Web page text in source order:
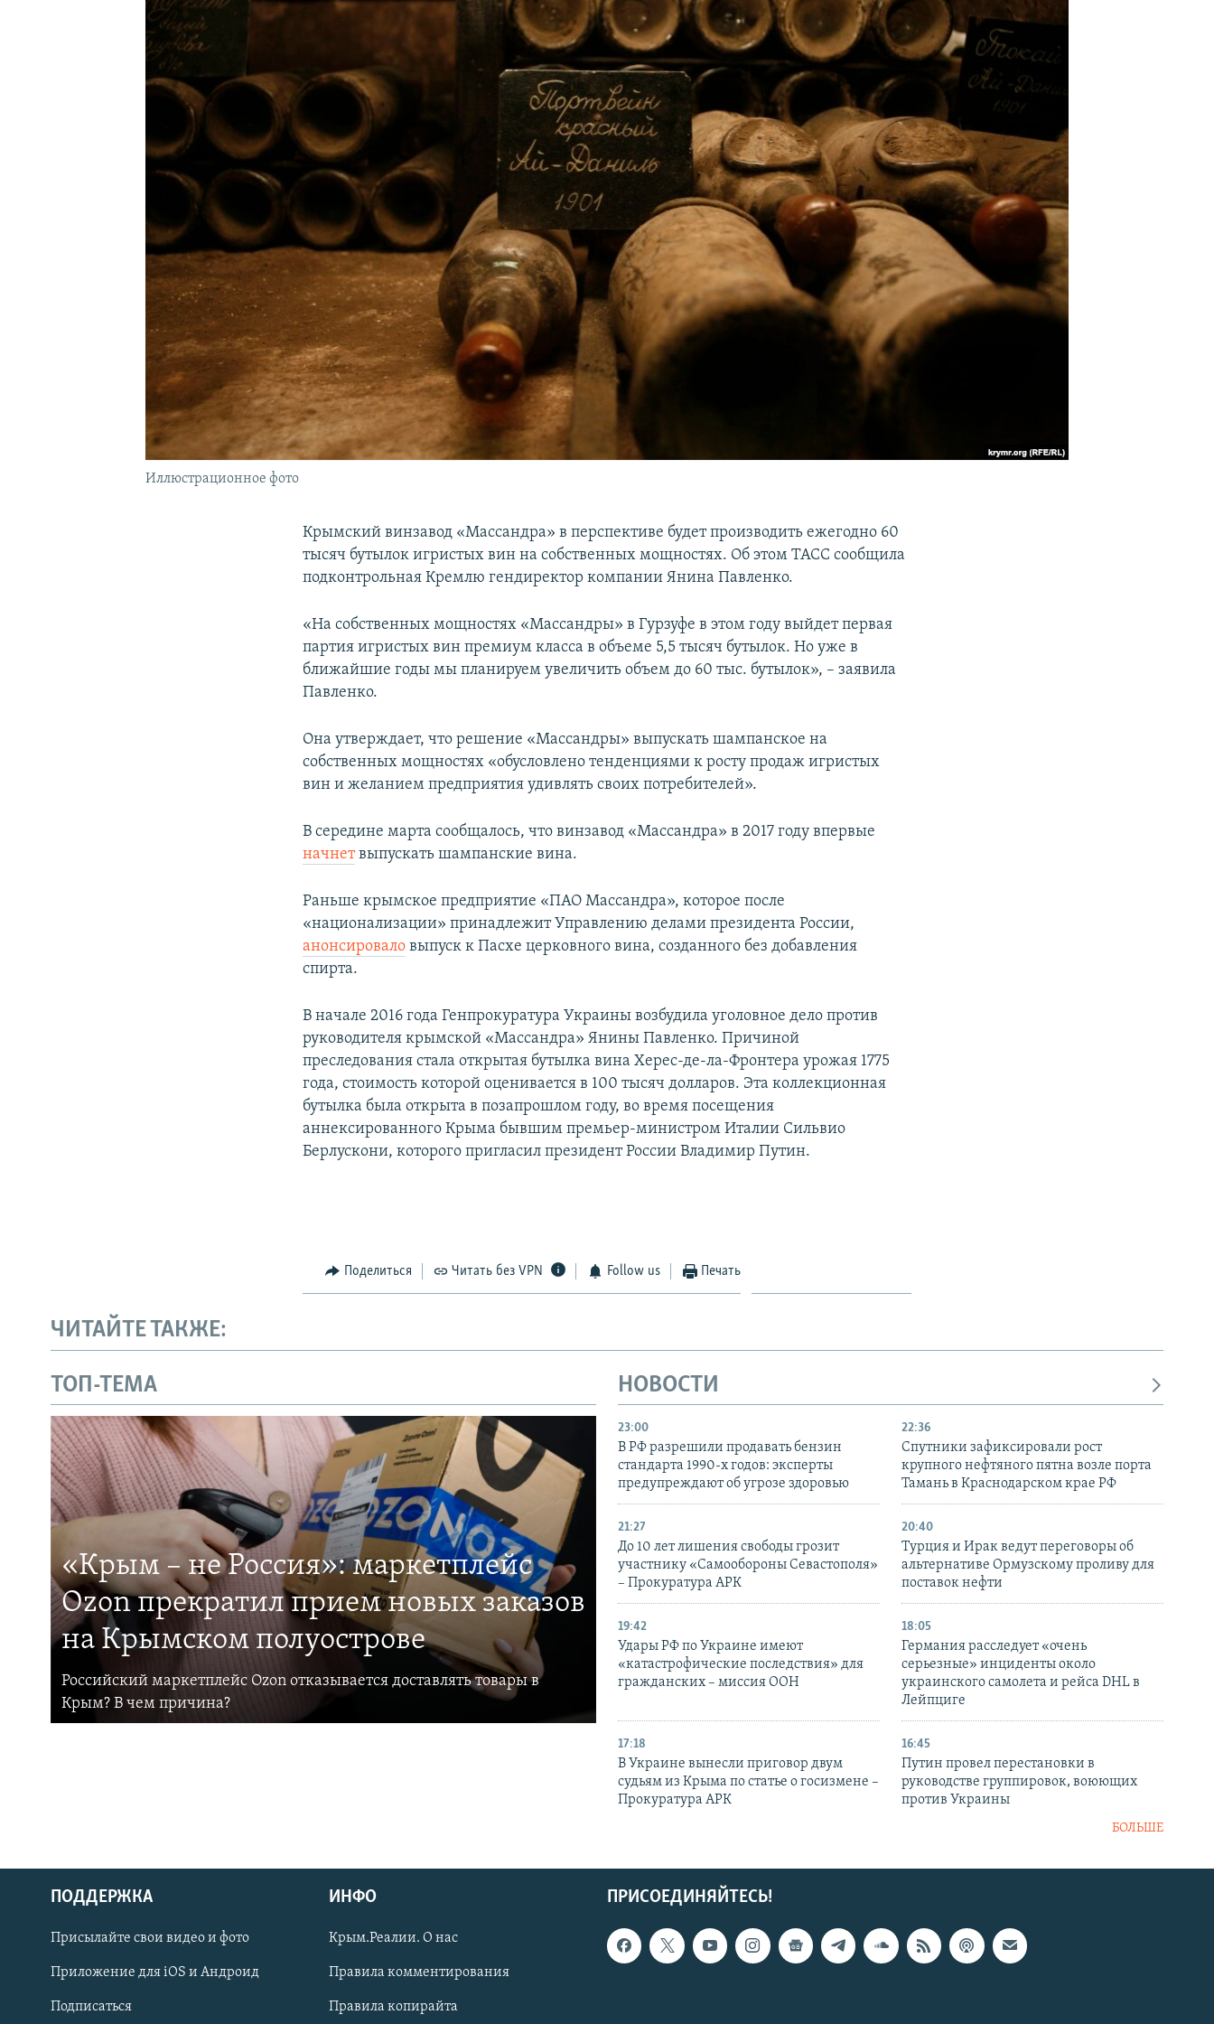
КРЫМ.НЕПОКОРЕННЫЙ
УКРАИНСКАЯ ПРОБЛЕМА КРЫМА
Українською
Qırımtatar
ПРИСОЕДИНЯЙТЕСЬ!
Иллюстрационное фото
Крымский винзавод «Массандра» в перспективе будет производить ежегодно 60
тысяч бутылок игристых вин на собственных мощностях. Об этом ТАСС сообщила
подконтрольная Кремлю гендиректор компании Янина Павленко.
«На собственных мощностях «Массандры» в Гурзуфе в этом году выйдет первая
партия игристых вин премиум класса в объеме 5,5 тысяч бутылок. Но уже в
ближайшие годы мы планируем увеличить объем до 60 тыс. бутылок», – заявила
Павленко.
Она утверждает, что решение «Массандры» выпускать шампанское на
собственных мощностях «обусловлено тенденциями к росту продаж игристых
вин и желанием предприятия удивлять своих потребителей».
В середине марта сообщалось, что винзавод «Массандра» в 2017 году впервые
начнетвыпускать шампанские вина.
Раньше крымское предприятие «ПАО Массандра», которое после
«национализации» принадлежит Управлению делами президента России,
анонсировало выпуск к Пасхе церковного вина, созданного без добавления
спирта.
В начале 2016 года Генпрокуратура Украины возбудила уголовное дело против
руководителя крымской «Массандра» Янины Павленко. Причиной
преследования стала открытая бутылка вина Херес-де-ла-Фронтера урожая 1775
года, стоимость которой оценивается в 100 тысяч долларов. Эта коллекционная
бутылка была открыта в позапрошлом году, во время посещения
аннексированного Крыма бывшим премьер-министром Италии Сильвио
Берлускони, которого пригласил президент России Владимир Путин.
Поделиться Читать без VPN Follow us Печать
ЧИТАЙТЕ ТАКЖЕ:
ТОП-ТЕМА
«Крым – не Россия»: маркетплейс
Ozon прекратил прием новых заказов
на Крымском полуострове
Российский маркетплейс Ozon отказывается доставлять товары в
Крым? В чем причина?
НОВОСТИ
23:00
В РФ разрешили продавать бензин
стандарта 1990-х годов: эксперты
предупреждают об угрозе здоровью
22:36
Спутники зафиксировали рост
крупного нефтяного пятна возле порта
Тамань в Краснодарском крае РФ
21:27
До 10 лет лишения свободы грозит
участнику «Самообороны Севастополя»
– Прокуратура АРК
20:40
Турция и Ирак ведут переговоры об
альтернативе Ормузскому проливу для
поставок нефти
19:42
Удары РФ по Украине имеют
«катастрофические последствия» для
гражданских – миссия ООН
18:05
Германия расследует «очень
серьезные» инциденты около
украинского самолета и рейса DHL в
Лейпциге
17:18
В Украине вынесли приговор двум
судьям из Крыма по статье о госизмене –
Прокуратура АРК
16:45
Путин провел перестановки в
руководстве группировок, воюющих
против Украины
БОЛЬШЕ
ПРИСОЕДИНЯЙТЕСЬ!
ПОДДЕРЖКА
Присылайте свои видео и фото
Приложение для iOS и Андроид
Подписаться
ИНФО
Крым.Реалии. О нас
Правила комментирования
Правила копирайта